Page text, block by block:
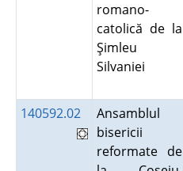
romano-
catolică de la
Şimleu
Silvaniei
140592.02
Ansamblul
bisericii
reformate de